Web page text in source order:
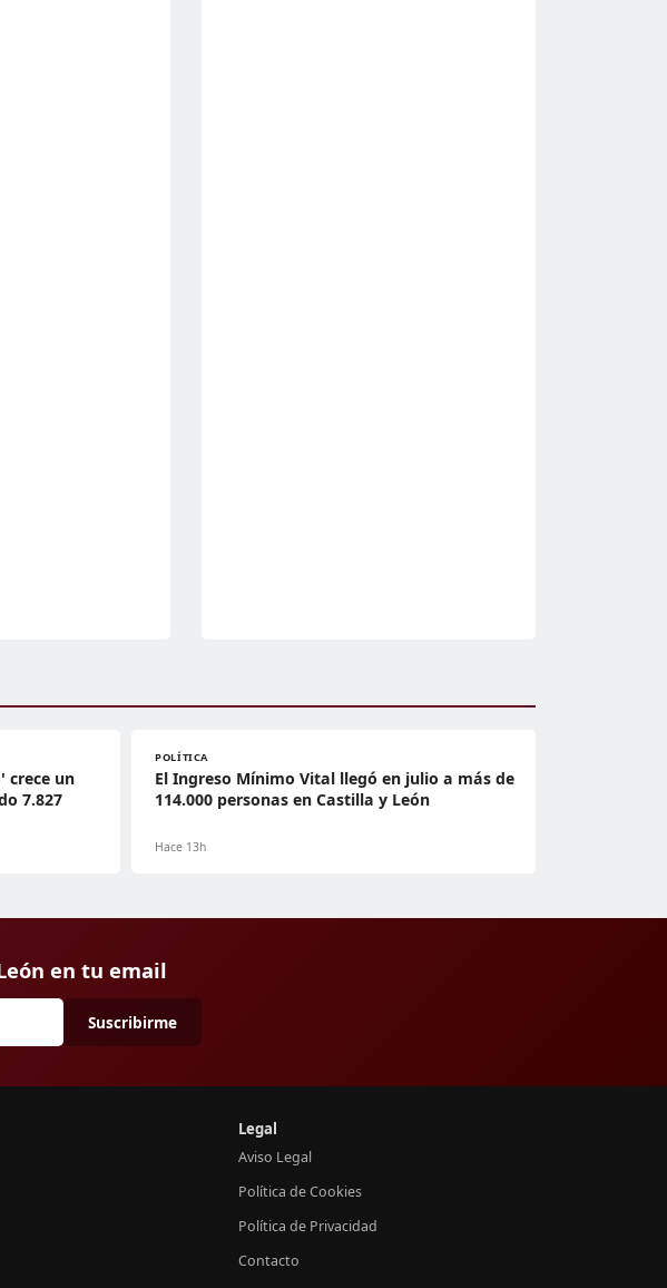
crece un
7.827
POLÍTICA
El Ingreso Mínimo Vital llegó en julio a más de
114.000 personas en Castilla y León
Hace 13h
en tu email
Suscribirme
Legal
Aviso Legal
Política de Cookies
Política de Privacidad
Contacto